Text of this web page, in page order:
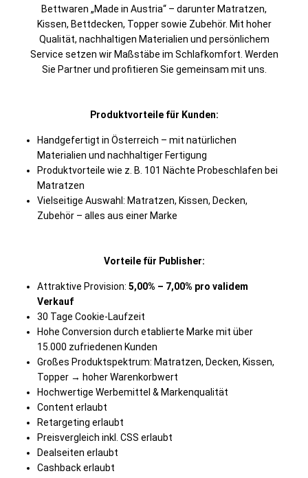
Bettwaren „Made in Austria“ – darunter Matratzen,
Kissen, Bettdecken, Topper sowie Zubehör. Mit hoher
Qualität, nachhaltigen Materialien und persönlichem
Service setzen wir Maßstäbe im Schlafkomfort. Werden
Sie Partner und profitieren Sie gemeinsam mit uns.
Produktvorteile für Kunden:
Handgefertigt in Österreich – mit natürlichen
Materialien und nachhaltiger Fertigung
Produktvorteile wie z. B. 101 Nächte Probeschlafen bei
Matratzen
Vielseitige Auswahl: Matratzen, Kissen, Decken,
Zubehör – alles aus einer Marke
Vorteile für Publisher:
Attraktive Provision: 5,00% – 7,00% pro validem
Verkauf
30 Tage Cookie-Laufzeit
Hohe Conversion durch etablierte Marke mit über
15.000 zufriedenen Kunden
Großes Produktspektrum: Matratzen, Decken, Kissen,
Topper → hoher Warenkorbwert
Hochwertige Werbemittel & Markenqualität
Content erlaubt
Retargeting erlaubt
Preisvergleich inkl. CSS erlaubt
Dealseiten erlaubt
Cashback erlaubt